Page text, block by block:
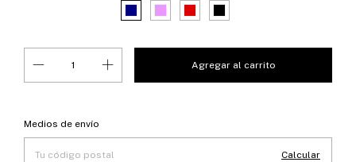
Entregas para el CP:
Medios de envío
Calcular